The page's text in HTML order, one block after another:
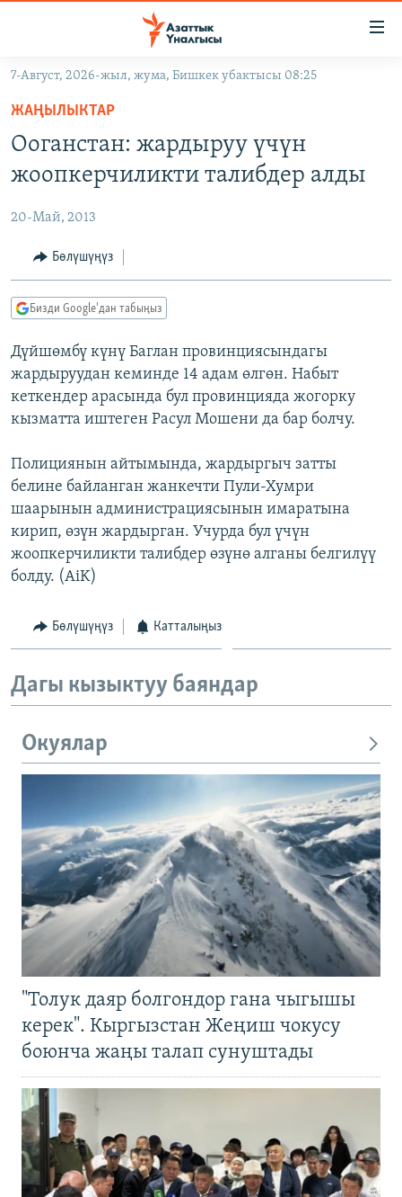
Навигацияга
өтүңүз
Издөөгө
салыңыз
ЭКОНОМИКА
МАДАНИЯТ
БОРБОР АЗИЯ
АТАЙЫН ИЛИКТӨӨ
ТВ ПРОГРАММАЛАР
ЭКСПЕРТТЕР ТАЛДАЙТ
БИЗ ЖАНА ДҮЙНӨ
ДАНИСТЕ
ЭЖЕ-СИҢДИЛЕР
ЫҢГАЙСЫЗ СУРООЛОР
ӨЗГӨЧӨ ПИКИР
Русский
ОНЛАЙН ШЕРИНЕ
ЭЕ/АРнун бардык сайттары
7-Август, 2026-жыл, жума, Бишкек убактысы 08:25
ЖАҢЫЛЫКТАР
Ооганстан: жардыруу үчүн
жоопкерчиликти талибдер алды
20-Май, 2013
Бөлүшүңүз
Бизди Google'дан табыңыз
Дүйшөмбү күнү Баглан провинциясындагы
жардыруудан кеминде 14 адам өлгөн. Набыт
кеткендер арасында бул провинцияда жогорку
кызматта иштеген Расул Мошени да бар болчу.
Полициянын айтымында, жардыргыч затты
белине байланган жанкечти Пули-Хумри
шаарынын администрациясынын имаратына
кирип, өзүн жардырган. Учурда бул үчүн
жоопкерчиликти талибдер өзүнө алганы белгилүү
болду. (AiK)
Бөлүшүңүз Катталыңыз
Дагы кызыктуу баяндар
Окуялар
"Толук даяр болгондор гана чыгышы
керек". Кыргызстан Жеңиш чокусу
боюнча жаңы талап сунуштады